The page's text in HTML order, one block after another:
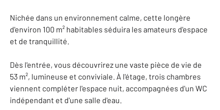
Nichée dans un environnement calme, cette longère
d'environ 100 m² habitables séduira les amateurs d'espace
et de tranquillité.
Dès l'entrée, vous découvrirez une vaste pièce de vie de
53 m², lumineuse et conviviale. À l'étage, trois chambres
viennent compléter l'espace nuit, accompagnées d'un WC
indépendant et d'une salle d'eau.